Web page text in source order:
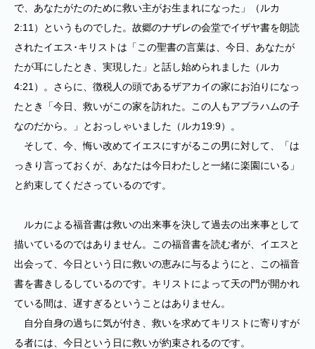
で、あなたがたのために救い主がお生まれになった」（ルカ
2:11）というものでした。故郷のナザレの会堂でイザヤ書を朗読
されたイエス･キリストは「この聖書の言葉は、今日、あなたが
たが耳にしたとき、実現した」と話し始められました（ルカ
4:21）。さらに、徴税人の頭であるザアカイの家にお泊りになっ
たとき「今日、救いがこの家を訪れた。この人もアブラハムの子
なのだから。」とおっしゃいました（ルカ19:9）。
そして、今、悔い改めてイエスにすがるこの男に対して、「は
っきり言っておくが、あなたは今日わたしと一緒に楽園にいる」
と約束してくださっているのです。
ルカによる福音書は救いの出来事を決して過去の出来事として
描いているのではありません。この福音書を読む者が、イエスと
出会って、今日という日に救いの恵みに与るようにと、この福音
書を書きしるしているのです。キリストによって天の門が開かれ
ている間は、遅すぎるということはありません。
自分自身の過ちに気が付き、救いを求めてキリストに寄りすが
る者には、今日という日に救いが約束されるのです。